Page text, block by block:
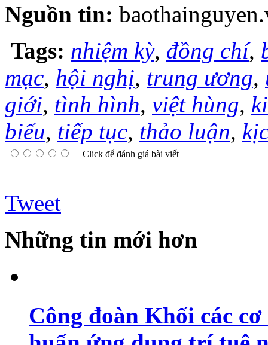
Nguồn tin:
Tags: nhiệm kỳ, đồng chí,
mạc, hội nghị, trung ương,
giới, tình hình, việt hùng,
biểu, tiếp tục, thảo luận,
Click để đánh giá bài viết
Tweet
Những tin mới hơn
Công đoàn Khối các